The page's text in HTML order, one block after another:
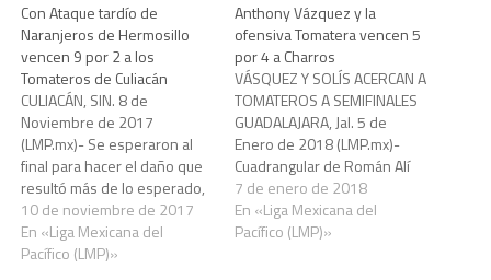
Con Ataque tardío de
Naranjeros de Hermosillo
vencen 9 por 2 a los
Tomateros de Culiacán
CULIACÁN, SIN. 8 de
Noviembre de 2017
(LMP.mx)- Se esperaron al
final para hacer el daño que
resultó más de lo esperado,
pero valió la pena. Ataque de
tres carreras en la octava y
de cuatro en la novena
10 de noviembre de 2017
En «Liga Mexicana del
Pacífico (LMP)»
Anthony Vázquez y la
ofensiva Tomatera vencen 5
por 4 a Charros
VÁSQUEZ Y SOLÍS ACERCAN A
TOMATEROS A SEMIFINALES
GUADALAJARA, Jal. 5 de
Enero de 2018 (LMP.mx)-
Cuadrangular de Román Alí
Solís productor de tres
carreras en la cuarta entrada
acompañó la buena labor
7 de enero de 2018
En «Liga Mexicana del
Pacífico (LMP)»